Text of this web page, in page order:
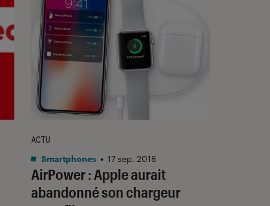
AirPower : Apple aurait
abandonné son chargeur
ACTU
Smartphones • 17 sep. 2018